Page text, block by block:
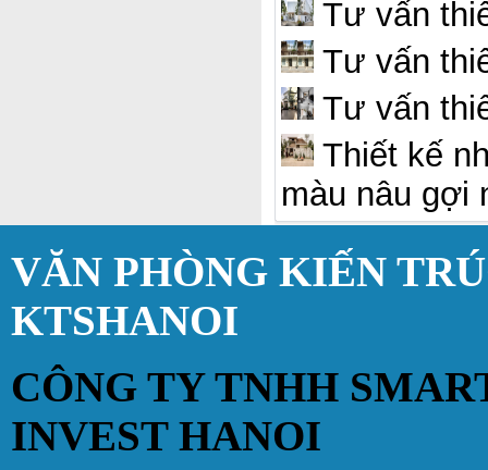
Tư vấn
Tư vấn
Tư vấn
Thiết kế
màu nâu gợi
VĂN PHÒNG KIẾN
KTSHANOI
CÔNG TY TNHH
INVEST HANOI